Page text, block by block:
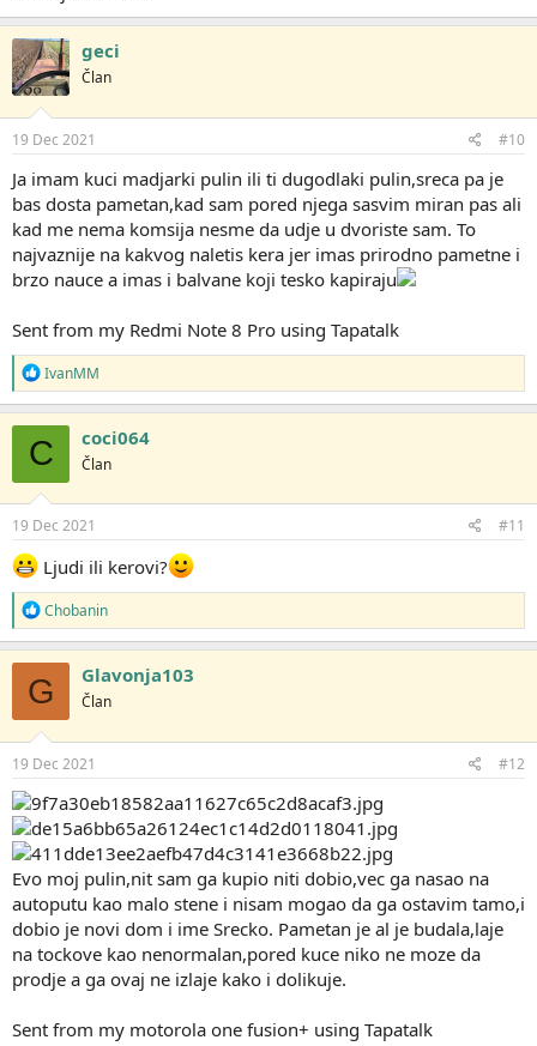
geci
Član
19 Dec 2021 #10
Ja imam kuci madjarki pulin ili ti dugodlaki pulin,sreca pa je
bas dosta pametan,kad sam pored njega sasvim miran pas ali
kad me nema komsija nesme da udje u dvoriste sam. To
najvaznije na kakvog naletis kera jer imas prirodno pametne i
brzo nauce a imas i balvane koji tesko kapiraju
Sent from my Redmi Note 8 Pro using Tapatalk
R
e
a
g
o
v
a
n
j
:
IvanMM
C coci064
Član
19 Dec 2021 #11
Ljudi ili kerovi?
R
e
a
g
o
v
a
n
j
:
Chobanin
G Glavonja103
Član
19 Dec 2021 #12
Evo moj pulin,nit sam ga kupio niti dobio,vec ga nasao na
autoputu kao malo stene i nisam mogao da ga ostavim tamo,i
dobio je novi dom i ime Srecko. Pametan je al je budala,laje
na tockove kao nenormalan,pored kuce niko ne moze da
prodje a ga ovaj ne izlaje kako i dolikuje.
Sent from my motorola one fusion+ using Tapatalk